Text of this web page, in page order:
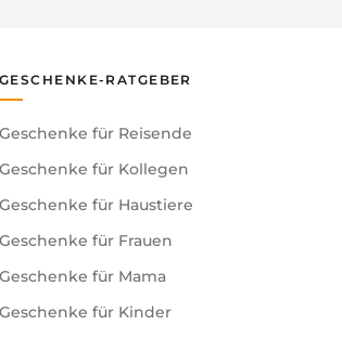
GESCHENKE-RATGEBER
Geschenke für Reisende
Geschenke für Kollegen
Geschenke für Haustiere
Geschenke für Frauen
Geschenke für Mama
Geschenke für Kinder